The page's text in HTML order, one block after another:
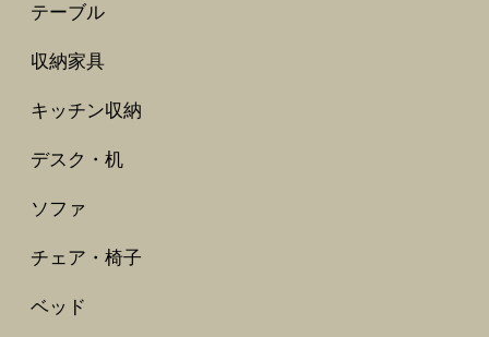
テーブル
収納家具
キッチン収納
デスク・机
ソファ
チェア・椅子
ベッド